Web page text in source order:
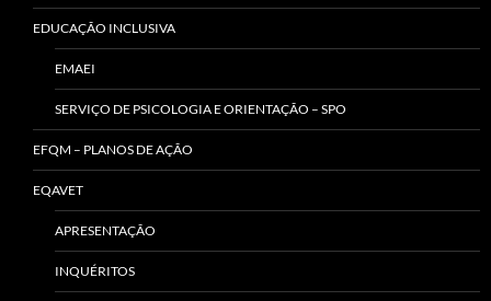
EDUCAÇÃO INCLUSIVA
EMAEI
SERVIÇO DE PSICOLOGIA E ORIENTAÇÃO – SPO
EFQM – PLANOS DE AÇÃO
EQAVET
APRESENTAÇÃO
INQUÉRITOS